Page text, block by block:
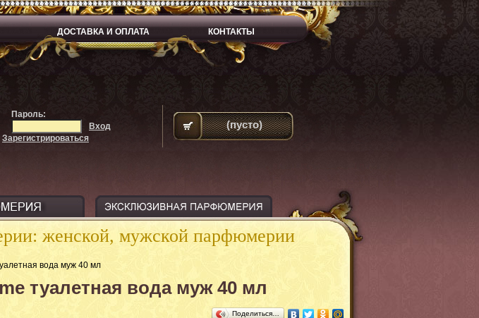
женской, мужской парфюмерии
вода муж 40 мл
туалетная вода муж 40 мл
Поделиться…
ДОСТАВКА И ОПЛАТА КОНТАКТЫ
Пароль:
Вход
Зарегистрироваться
(пусто)